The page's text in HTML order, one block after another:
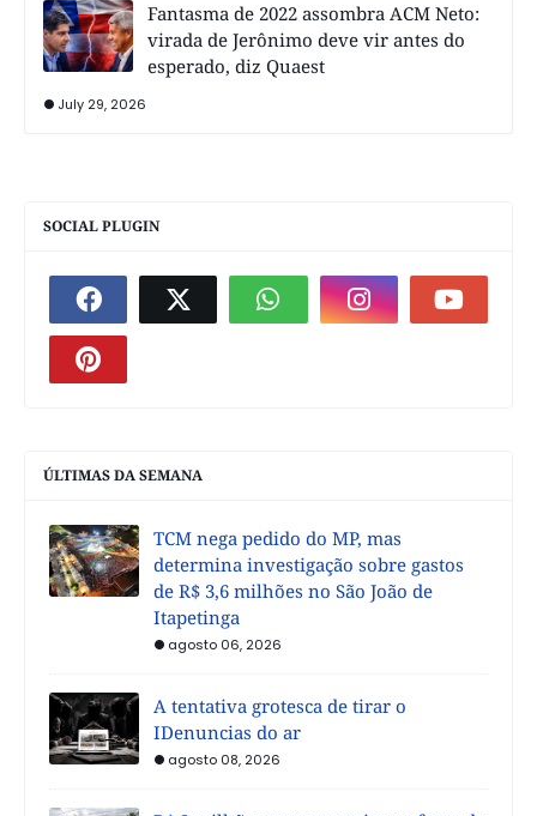
Fantasma de 2022 assombra ACM Neto:
virada de Jerônimo deve vir antes do
esperado, diz Quaest
July 29, 2026
SOCIAL PLUGIN
ÚLTIMAS DA SEMANA
TCM nega pedido do MP, mas
determina investigação sobre gastos
de R$ 3,6 milhões no São João de
Itapetinga
agosto 06, 2026
A tentativa grotesca de tirar o
IDenuncias do ar
agosto 08, 2026